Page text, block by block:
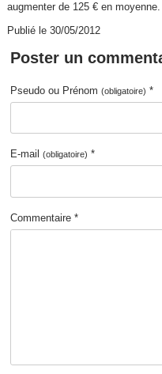
augmenter de 125 € en moyenne.
Publié le 30/05/2012
Poster un
Pseudo ou Prénom(obligatoire) *
E-mail(obligatoire) *
Commentaire *